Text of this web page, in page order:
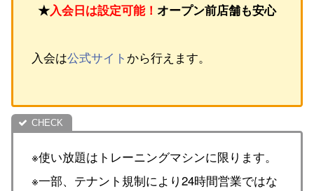
★入会日は設定可能！ オープン前店舗も安心
入会は公式サイト から行えます。
※使い放題はトレーニングマシンに限ります。
※一部、テナント規制により24時間営業ではな